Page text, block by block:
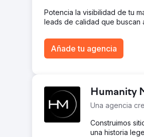
mercados de EE. UU.
alta intención Crecimiento en
presencia de marca en la
Ir a la página de la
Potencia la visibilidad de tu
leads de calidad que buscan
Añade tu agencia
Humanity
Una agencia
Construimos
una historia